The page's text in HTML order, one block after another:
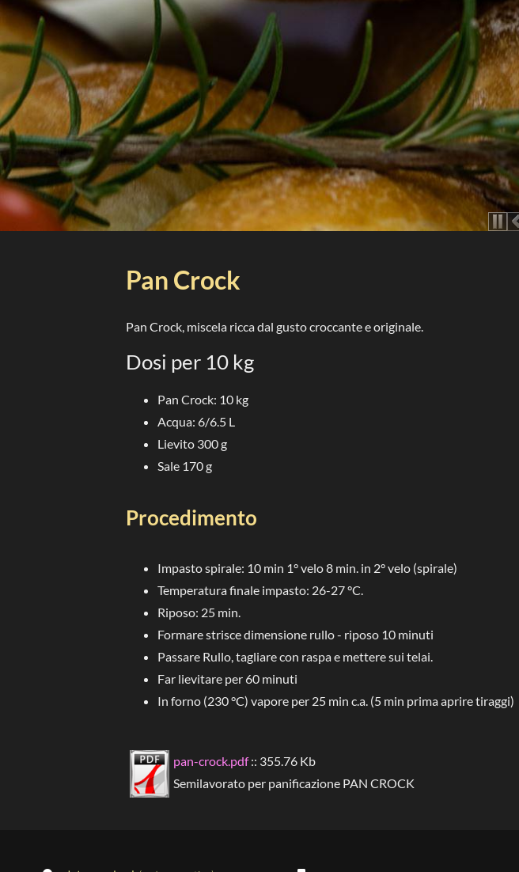
Pan Crock
Pan Crock, miscela ricca dal gusto croccante e originale.
Dosi per 10 kg
Pan Crock: 10 kg
Acqua: 6/6.5 L
Lievito 300 g
Sale 170 g
Procedimento
Impasto spirale: 10 min 1° velo 8 min. in 2° velo (spirale)
Temperatura finale impasto: 26-27 °C.
Riposo: 25 min.
Formare strisce dimensione rullo - riposo 10 minuti
Passare Rullo, tagliare con raspa e mettere sui telai.
Far lievitare per 60 minuti
In forno (230 °C) vapore per 25 min c.a. (5 min prima aprire tiraggi)
pan-crock.pdf:: 355.76 Kb
Semilavorato per panificazione PAN CROCK